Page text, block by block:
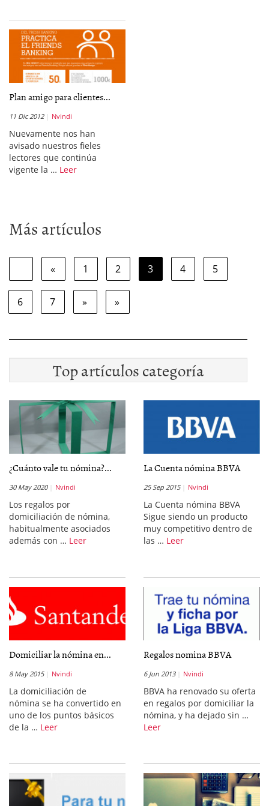
Plan amigo para clientes...
11 Dic 2012 Nvindi
Nuevamente nos han
avisado nuestros fieles
lectores que continúa
vigente la … Leer
Más artículos
« 1 2 3 4 5
6 7 » »
Top artículos categoría
¿Cuánto vale tu nómina?...
30 May 2020 Nvindi
Los regalos por
domiciliación de nómina,
habitualmente asociados
además con … Leer
La Cuenta nómina BBVA
25 Sep 2015 Nvindi
La Cuenta nómina BBVA
Sigue siendo un producto
muy competitivo dentro de
las … Leer
Domiciliar la nómina en...
8 May 2015 Nvindi
La domiciliación de
nómina se ha convertido en
uno de los puntos básicos
de la … Leer
Regalos nomina BBVA
6 Jun 2013 Nvindi
BBVA ha renovado su oferta
en regalos por domiciliar la
nómina, y ha dejado sin …
Leer